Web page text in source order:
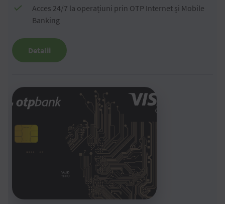
Acces 24/7 la operațiuni prin OTP Internet și Mobile
Banking
Detalii